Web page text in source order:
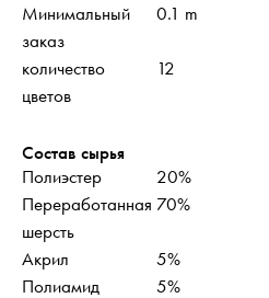
Минимальный
заказ
0.1 m
количество
цветов
12
Состав сырья
Полиэстер
20%
Переработанная
шерсть
70%
Акрил
5%
Полиамид
5%